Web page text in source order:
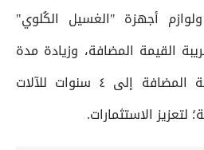
أجهزة "الغسيل الكُلوي"
القيمة المضافة، وزيادة مدة
تعليق أداء ضريبة القيمة المضافة إلى ٤ سنوات للآلات
لتعزيز الاستثمارات.